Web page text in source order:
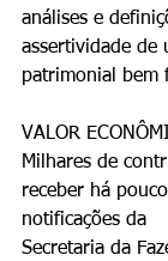
análises e
assertividade de
patrimonial bem
VALOR
Milhares de
receber há
notificações da
Secretaria da